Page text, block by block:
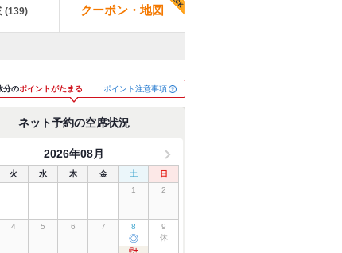
(139) クーポン・地図
分のポイントがたまる ポイント注意事項
ネット予約の空席状況
2026年08月
火 水 木 金 土
日
1
2
4 5 6 7 8
◎
9
休